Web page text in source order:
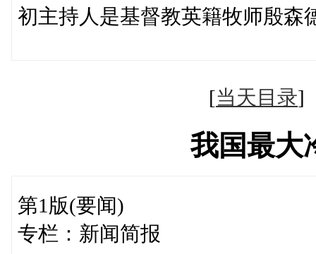
初主持人是基督教英
[当天目录
我国最大
第1版(要闻)
专栏：新闻简报